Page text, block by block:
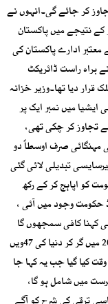
کر جائے گی۔انہوں نے
شرح نمو کے نتیجے میں پاکستان
دنیا کے معتبر ادارے پاکستان کی
براہ راست ڈائریکٹ
دیا تھا۔وزیر خزانہ
میں نمبر ایک پر
سے تجاوز کر چکی تھی،
کی مہنگائی صرف اوسطاً دو
تبدیلی لائی گئی
کو اپاہج کر کے رکھ
سلیکٹڈ حکومت وجود میں آئی ،
کہنا کافی سمجھوں گا
کہ جو ملک دنیا کی 24ویں معیشت بن چکا تھا وہ 2022 میں گر کر دنیا کی 47ویں
کیا گیا جب یہ کہا جا
جی20 ممالک کی فہرست میں شامل ہو گا،